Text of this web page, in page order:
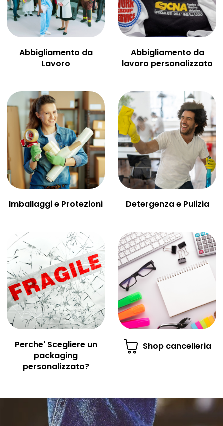
Abbigliamento da
Lavoro
Abbigliamento da
lavoro personalizzato
Imballaggi e Protezioni Detergenza e Pulizia
Perche' Scegliere un
packaging
personalizzato?
Shop cancelleria